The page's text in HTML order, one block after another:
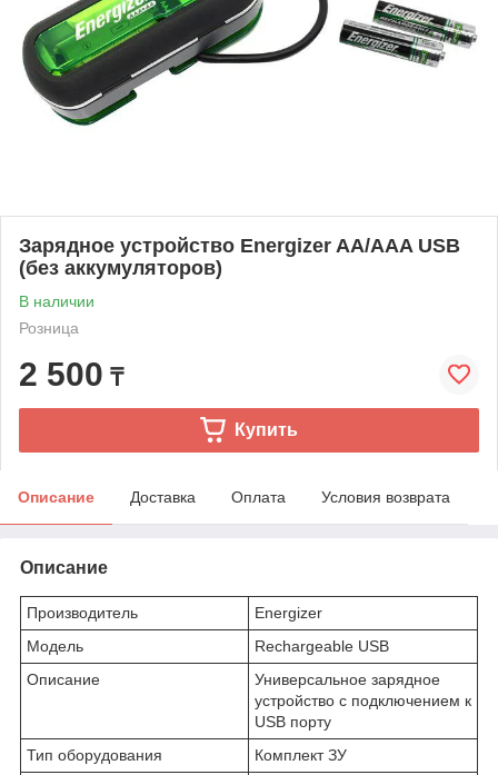
Зарядное устройство Energizer AA/AAA USB
(без аккумуляторов)
В наличии
Розница
2 500 ₸
Купить
Описание Доставка Оплата Условия возврата
Описание
Производитель
Energizer
Модель
Rechargeable USB
Описание
Универсальное зарядное
устройство с подключением к
USB порту
Тип оборудования
Комплект ЗУ